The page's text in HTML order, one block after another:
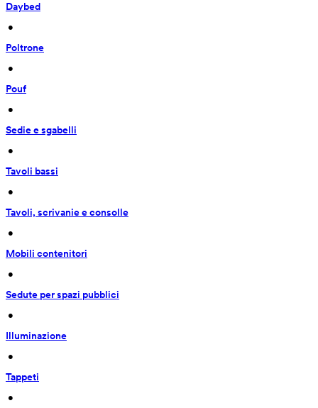
Daybed
•
Poltrone
•
Pouf
•
Sedie e sgabelli
•
Tavoli bassi
•
Tavoli, scrivanie e consolle
•
Mobili contenitori
•
Sedute per spazi pubblici
•
Illuminazione
•
Tappeti
•